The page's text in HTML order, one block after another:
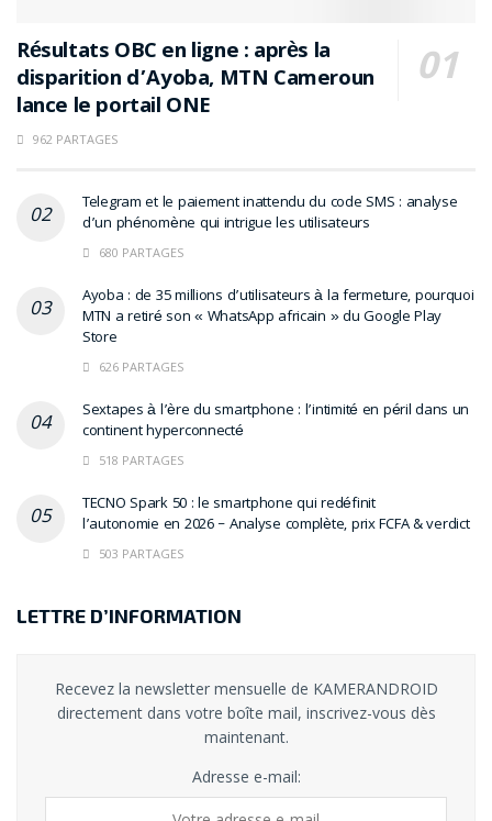
Résultats OBC en ligne : après la
disparition d’Ayoba, MTN Cameroun
lance le portail ONE
962 PARTAGES
Telegram et le paiement inattendu du code SMS : analyse
d’un phénomène qui intrigue les utilisateurs
680 PARTAGES
Ayoba : de 35 millions d’utilisateurs à la fermeture, pourquoi
MTN a retiré son « WhatsApp africain » du Google Play
Store
626 PARTAGES
Sextapes à l’ère du smartphone : l’intimité en péril dans un
continent hyperconnecté
518 PARTAGES
TECNO Spark 50 : le smartphone qui redéfinit
l’autonomie en 2026 – Analyse complète, prix FCFA & verdict
503 PARTAGES
LETTRE D’INFORMATION
Recevez la newsletter mensuelle de KAMERANDROID
directement dans votre boîte mail, inscrivez-vous dès
maintenant.
Adresse e-mail: